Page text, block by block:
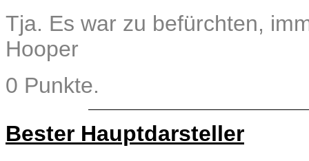
Tja. Es war zu befürchten,
Hooper
0 Punkte.
Bester Hauptdarsteller